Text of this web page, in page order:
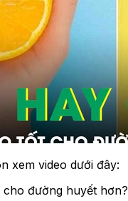
xem video dưới đây:
đường huyết hơn?